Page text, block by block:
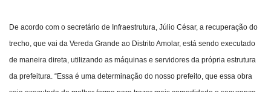
De acordo com o secretário de Infraestrutura, Júlio César, a recuperação do
trecho, que vai da Vereda Grande ao Distrito Amolar, está sendo executado
de maneira direta, utilizando as máquinas e servidores da própria estrutura
da prefeitura. “Essa é uma determinação do nosso prefeito, que essa obra